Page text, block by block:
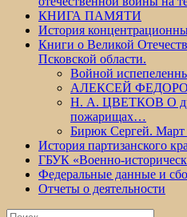
КНИГА ПАМЯТИ
История
Книги о Великой
Псковской области.
Войной
АЛЕКСЕЙ
Н. А. ЦВЕТКОВ О
пожарищах…
Бирюк Сергей. Март
История партизанского
ГБУК «Военно-
Федеральные данные и
Отчеты о деятельности